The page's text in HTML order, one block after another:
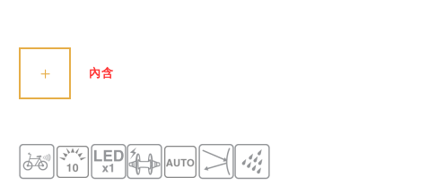
內含